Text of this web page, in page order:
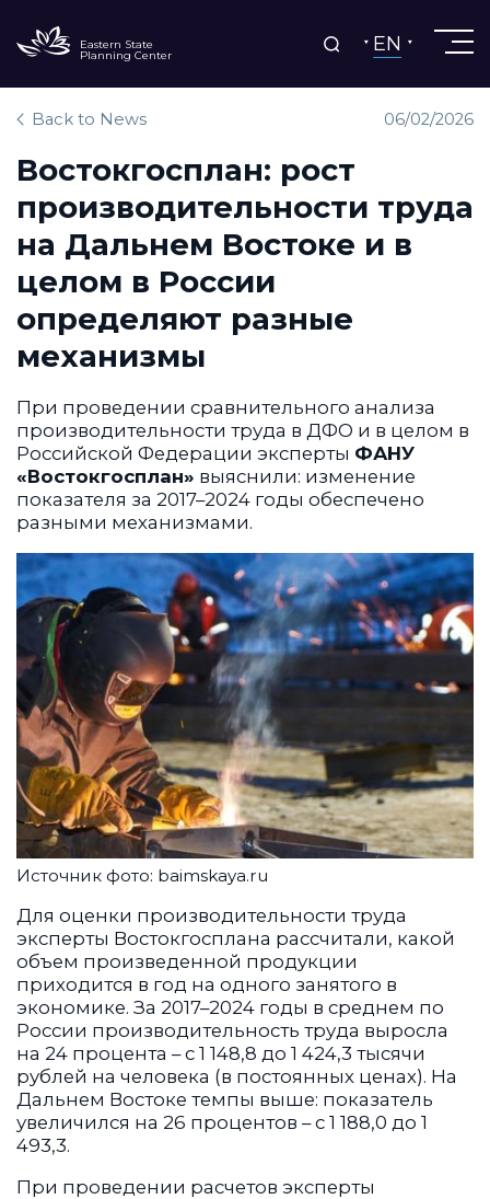
Eastern State
Planning Center EN
Back to News 06/02/2026
Востокгосплан: рост
производительности труда
на Дальнем Востоке и в
целом в России
определяют разные
механизмы
При проведении сравнительного анализа
производительности труда в ДФО и в целом в
Российской Федерации эксперты ФАНУ
«Востокгосплан» выяснили: изменение
показателя за 2017–2024 годы обеспечено
разными механизмами.
Источник фото: baimskaya.ru
Для оценки производительности труда
эксперты Востокгосплана рассчитали, какой
объем произведенной продукции
приходится в год на одного занятого в
экономике. За 2017–2024 годы в среднем по
России производительность труда выросла
на 24 процента – с 1 148,8 до 1 424,3 тысячи
рублей на человека (в постоянных ценах). На
Дальнем Востоке темпы выше: показатель
увеличился на 26 процентов – с 1 188,0 до 1
493,3.
При проведении расчетов эксперты